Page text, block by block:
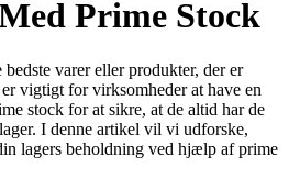
Prime Stock
varer eller produkter, der er
vigtigt for virksomheder at have en
stock for at sikre, at de altid har de
I denne artikel vil vi udforske,
lagers beholdning ved hjælp af prime